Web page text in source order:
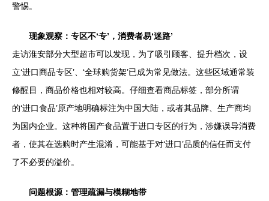
警惕。
现象观察：专区不‘专’，消费者易‘迷路’
走访淮安部分大型超市可以发现，为了吸引顾客、提升档次，设
立‘进口商品专区’、‘全球购货架’已成为常见做法。这些区域通常装
修醒目，商品价格也相对较高。仔细查看商品标签，部分所谓
的‘进口食品’原产地明确标注为中国大陆，或者其品牌、生产商均
为国内企业。这种将国产食品置于进口专区的行为，涉嫌误导消费
者，使其在选购时产生混淆，可能基于对‘进口’品质的信任而支付
了不必要的溢价。
问题根源：管理疏漏与模糊地带